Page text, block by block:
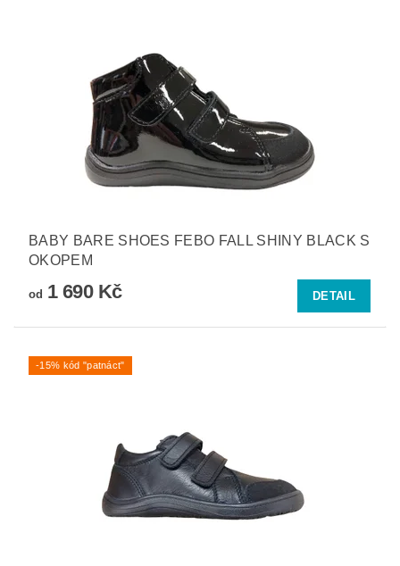
BABY BARE SHOES FEBO FALL SHINY BLACK S
OKOPEM
od 1 690 Kč DETAIL
-15% kód "patnáct"